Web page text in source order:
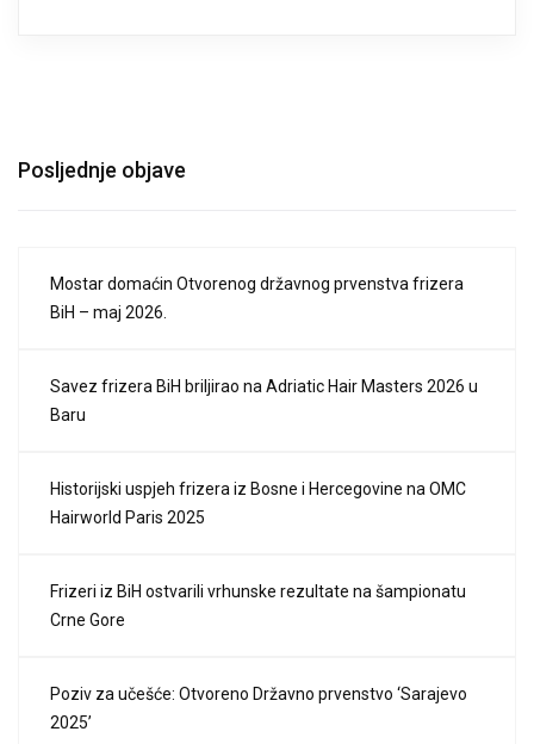
Posljednje objave
Mostar domaćin Otvorenog državnog prvenstva frizera
BiH – maj 2026.
Savez frizera BiH briljirao na Adriatic Hair Masters 2026 u
Baru
Historijski uspjeh frizera iz Bosne i Hercegovine na OMC
Hairworld Paris 2025
Frizeri iz BiH ostvarili vrhunske rezultate na šampionatu
Crne Gore
Poziv za učešće: Otvoreno Državno prvenstvo ‘Sarajevo
2025’